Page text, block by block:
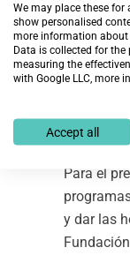
Por su
cambiar
sociedad
Para el
y dar las
We may place these for
show personalised
more information about
Data is collected for
measuring the
with Google LLC, more
Accept all